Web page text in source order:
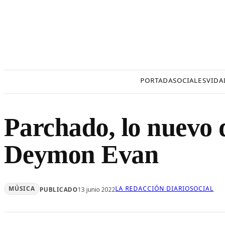
PORTADASOCIALESVIDA
Parchado, lo nuevo
Deymon Evan
MÚSICA PUBLICADO13 junio 2022LA REDACCIÓN DIARIOSOCIAL